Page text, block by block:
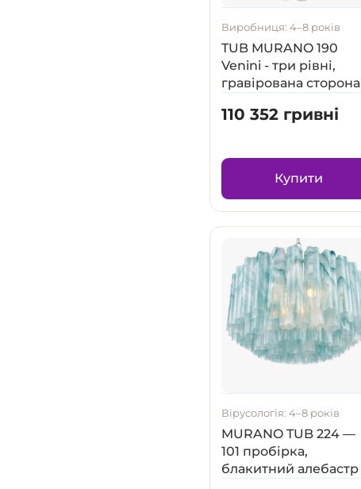
Виробниця: 4–8 років
TUB MURANO 190
Venini - три рівні,
гравірована сторона
110 352 гривні
Купити
Вірусологія: 4–8 років
MURANO TUB 224 —
101 пробірка,
блакитний алебастр